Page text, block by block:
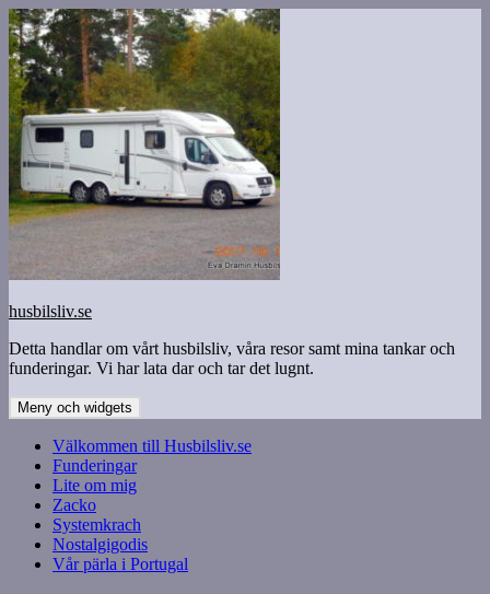
Hoppa
till
innehåll
husbilsliv.se
Detta handlar om vårt husbilsliv, våra resor samt mina tankar och
funderingar. Vi har lata dar och tar det lugnt.
Meny och widgets
Välkommen till Husbilsliv.se
Funderingar
Lite om mig
Zacko
Systemkrach
Nostalgigodis
Vår pärla i Portugal